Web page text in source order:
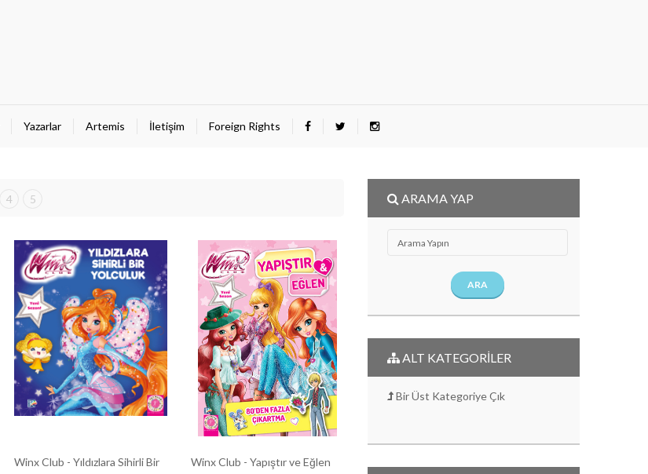
Yazarlar Artemis İletişim Foreign Rights
4 5
Winx Club - Yıldızlara Sihirli Bir
Winx Club - Yapıştır ve Eğlen
ARAMA YAP
ARA
ALT KATEGORİLER
Bir Üst Kategoriye Çık